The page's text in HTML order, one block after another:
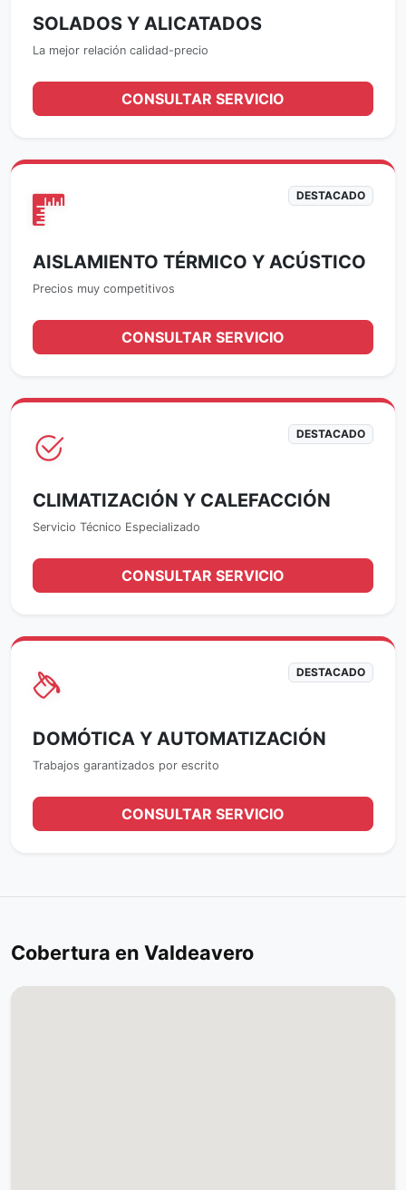
SOLADOS Y ALICATADOS
La mejor relación calidad-precio
CONSULTAR SERVICIO
DESTACADO
AISLAMIENTO TÉRMICO Y ACÚSTICO
Precios muy competitivos
CONSULTAR SERVICIO
DESTACADO
CLIMATIZACIÓN Y CALEFACCIÓN
Servicio Técnico Especializado
CONSULTAR SERVICIO
DESTACADO
DOMÓTICA Y AUTOMATIZACIÓN
Trabajos garantizados por escrito
CONSULTAR SERVICIO
Cobertura en Valdeavero